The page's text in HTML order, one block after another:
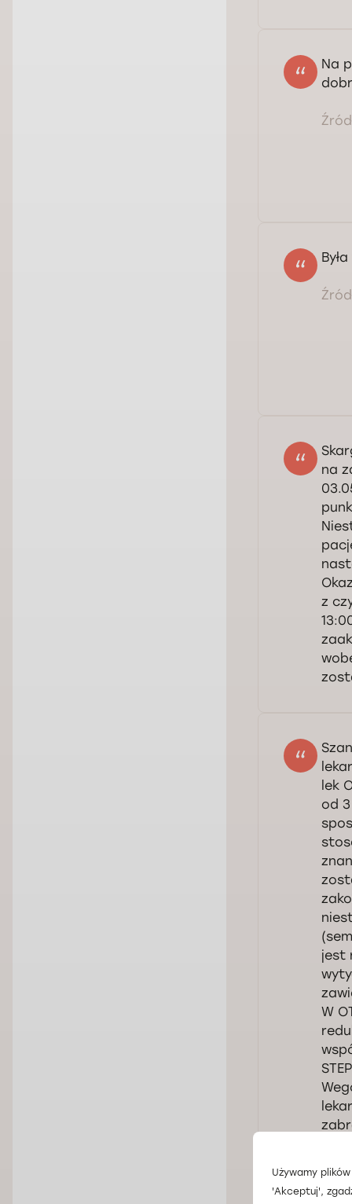
Na
na
z
lek
od
jest
W
Używamy
'Akceptuj',